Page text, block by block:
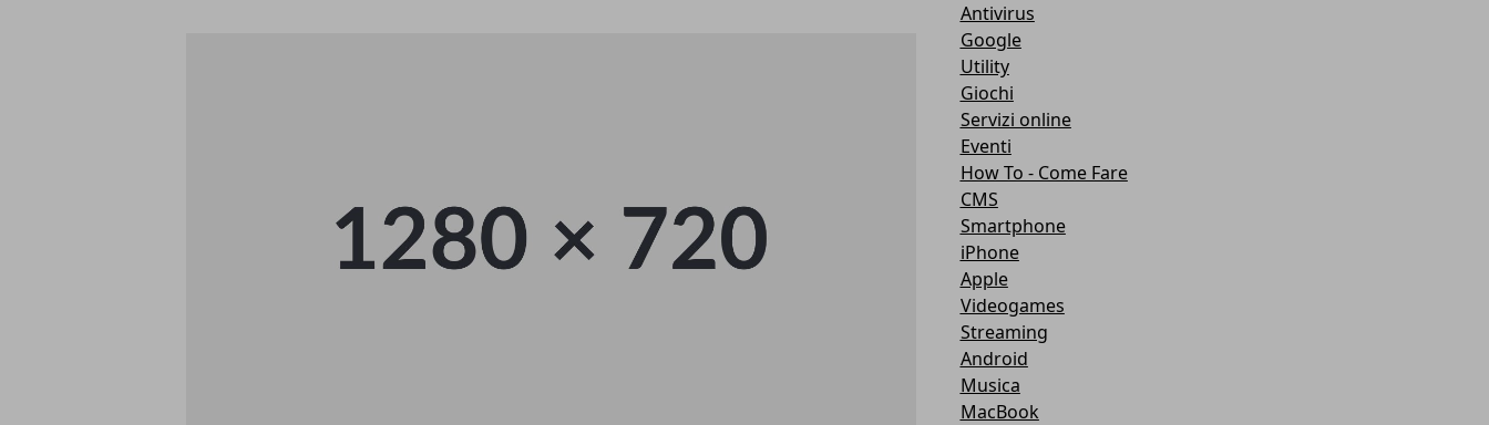
Antivirus
Google
Utility
Giochi
Servizi online
Eventi
How To - Come Fare
CMS
Smartphone
iPhone
Apple
Videogames
Streaming
Android
Musica
MacBook